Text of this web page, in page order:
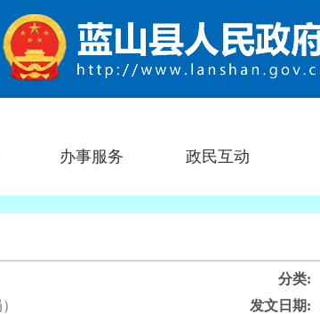
办事服务 政民互动
分类:
发文日期: